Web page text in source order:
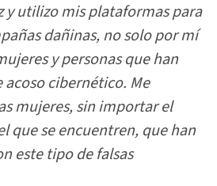
y utilizo mis plataformas para
dañinas, no solo por mí
y personas que han
cibernético. Me
mujeres, sin importar el
que se encuentren, que han
este tipo de falsas